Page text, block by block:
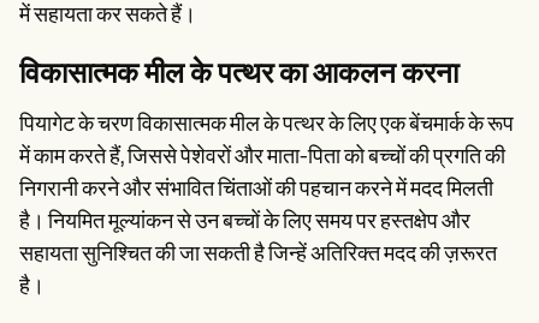
में सहायता कर सकते हैं।
विकासात्मक मील के पत्थर का आकलन करना
पियागेट के चरण विकासात्मक मील के पत्थर के लिए एक बेंचमार्क के रूप
में काम करते हैं, जिससे पेशेवरों और माता-पिता को बच्चों की प्रगति की
निगरानी करने और संभावित चिंताओं की पहचान करने में मदद मिलती
है। नियमित मूल्यांकन से उन बच्चों के लिए समय पर हस्तक्षेप और
सहायता सुनिश्चित की जा सकती है जिन्हें अतिरिक्त मदद की ज़रूरत
है।